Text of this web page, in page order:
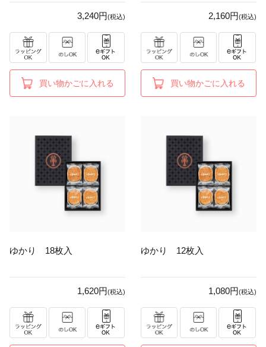
3,240円(税込)
買い物かごに入れる
2,160円(税込)
買い物かごに入れる
ゆかり 18枚入
1,620円(税込)
ゆかり 12枚入
1,080円(税込)